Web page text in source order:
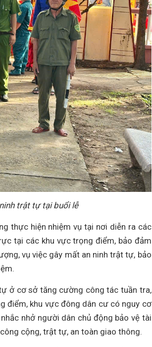
trật tự tại buổi lễ
thực hiện nhiệm vụ tại nơi diễn ra các
tại các khu vực trọng điểm, bảo đảm
vụ việc gây mất an ninh trật tự, bảo
ở cơ sở tăng cường công tác tuần tra,
điểm, khu vực đông dân cư có nguy cơ
nhở người dân chủ động bảo vệ tài
cộng, trật tự, an toàn giao thông.